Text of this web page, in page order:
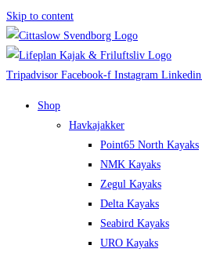
Skip to content
Tripadvisor Facebook-f Instagram Linkedin
Shop
Havkajakker
Point65 North Kayaks
NMK Kayaks
Zegul Kayaks
Delta Kayaks
Seabird Kayaks
URO Kayaks